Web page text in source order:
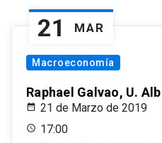
21 MAR
Macroeconomía
Raphael Galvao, U.
21 de Marzo de 2019
17:00